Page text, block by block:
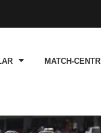
MATCH-CENTR